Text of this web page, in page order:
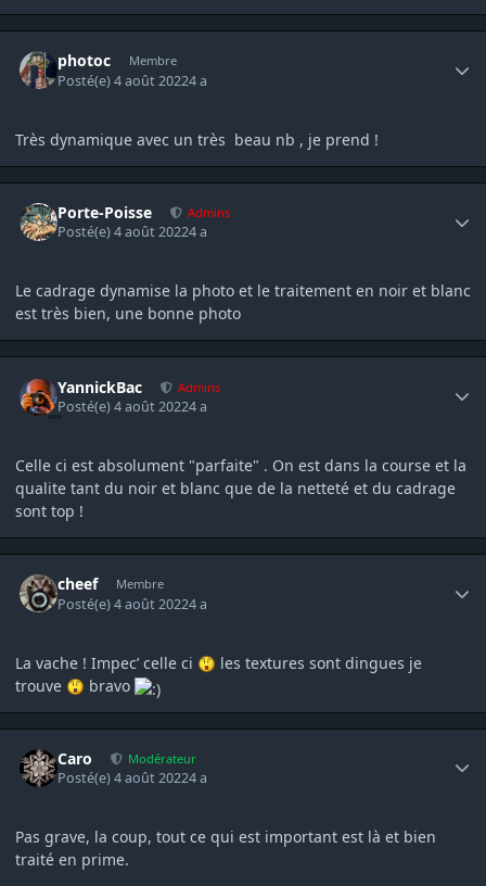
photoc Membre
Posté(e)4 août 20224 a
Très dynamique avec un très beau nb , je prend !
Porte-Poisse Admins
Posté(e)4 août 20224 a
Le cadrage dynamise la photo et le traitement en noir et blanc
est très bien, une bonne photo
YannickBac Admins
Posté(e)4 août 20224 a
Celle ci est absolument "parfaite" . On est dans la course et la
qualite tant du noir et blanc que de la netteté et du cadrage
sont top !
cheef Membre
Posté(e)4 août 20224 a
La vache ! Impec’ celle ci
les textures sont dingues je
trouve
bravo
Caro Modérateur
Posté(e)4 août 20224 a
Pas grave, la coup, tout ce qui est important est là et bien
traité en prime.